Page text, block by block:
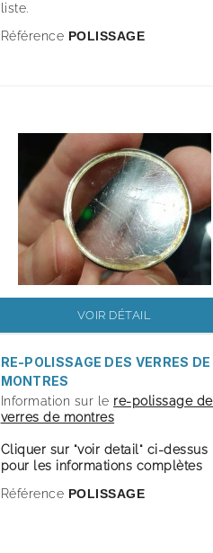
liste.
Référence POLISSAGE
VOIR DÉTAIL
RE-POLISSAGE DES VERRES DE
MONTRES
Information sur le re-polissage
verres de montres
Cliquer sur "voir detail" ci-dessus
pour les informations complètes
Référence POLISSAGE